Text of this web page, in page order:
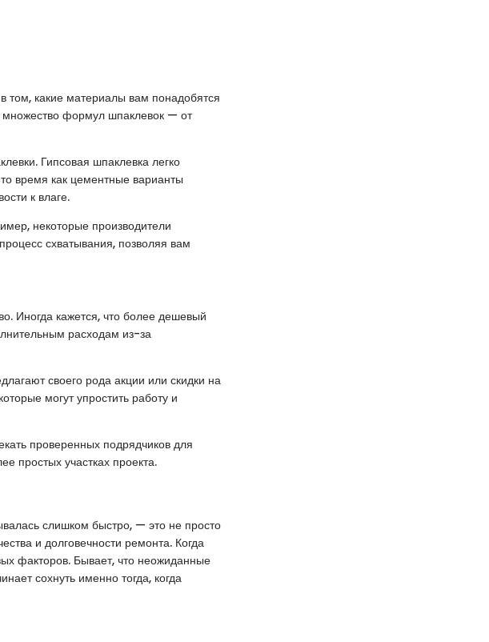
том, какие материалы вам понадобятся
множество формул шпаклевок — от
Гипсовая шпаклевка легко
время как цементные варианты
к влаге.
некоторые производители
схватывания, позволяя вам
Иногда кажется, что более дешевый
расходам из-за
своего рода акции или скидки на
могут упростить работу и
проверенных подрядчиков для
простых участках проекта.
слишком быстро, — это не просто
и долговечности ремонта. Когда
факторов. Бывает, что неожиданные
сохнуть именно тогда, когда